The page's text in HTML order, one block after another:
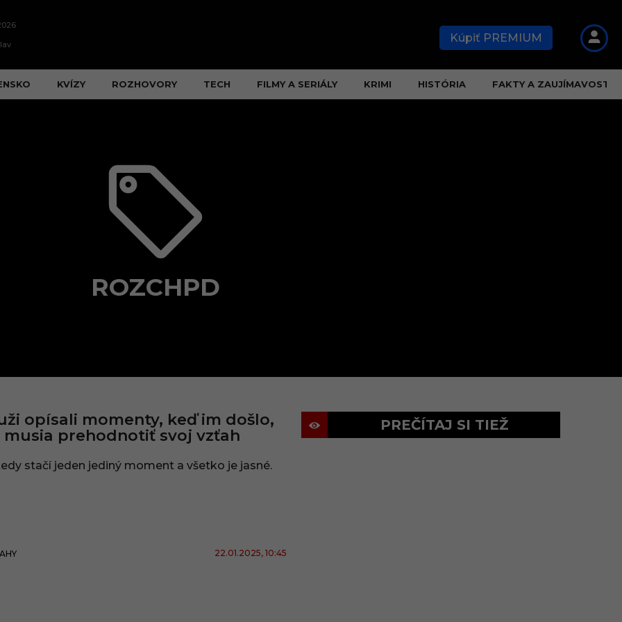
Kúpiť PREMIUM
KVÍZY ROZHOVORY TECH FILMY A SERIÁLY KRIMI HISTÓRIA FAKTY A ZAUJÍMAVOSTI
ROZCHPD
opísali momenty, keď im došlo,
musia prehodnotiť svoj vzťah
stačí jeden jediný moment a všetko je jasné.
22.01.2025, 10:45
PREČÍTAJ SI TIEŽ